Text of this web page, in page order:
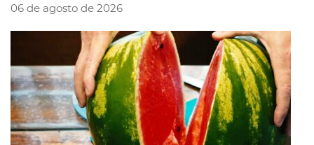
06 de agosto de 2026